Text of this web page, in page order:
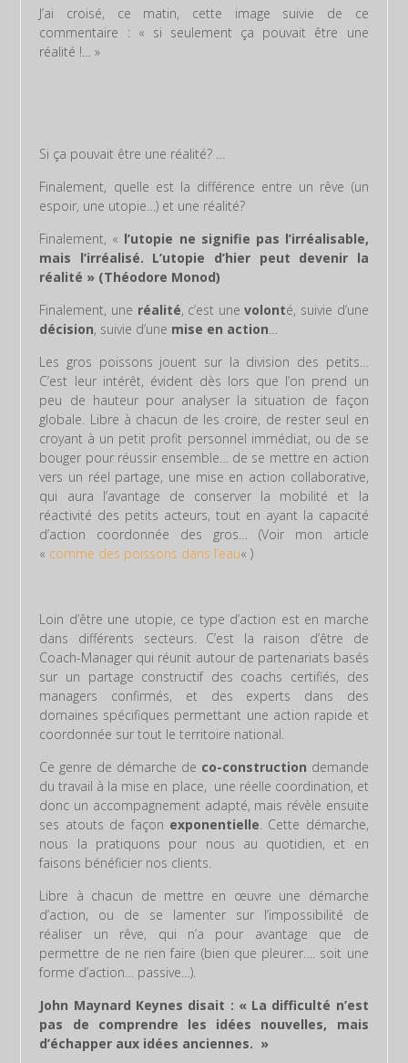
J’ai croisé, ce matin, cette image suivie de ce
commentaire : « si seulement ça pouvait être une
réalité !… »
Si ça pouvait être une réalité? …
Finalement, quelle est la différence entre un rêve (un
espoir, une utopie…) et une réalité?
Finalement, « l’utopie ne signifie pas l’irréalisable,
mais l’irréalisé. L’utopie d’hier peut devenir la
réalité » (Théodore Monod)
Finalement, une réalité, c’est unevolonté, suivie d’une
décision, suivie d’une mise en action…
Les gros poissons jouent sur la division des petits…
C’est leur intérêt, évident dès lors que l’on prend un
peu de hauteur pour analyser la situation de façon
globale. Libre à chacun de les croire, de rester seul en
croyant à un petit profit personnel immédiat, ou de se
bouger pour réussir ensemble… de se mettre en action
vers un réel partage, une mise en action collaborative,
qui aura l’avantage de conserver la mobilité et la
réactivité des petits acteurs, tout en ayant la capacité
d’action coordonnée des gros… (Voir mon article
« comme des poissons dans l’eau« )
Loin d’être une utopie, ce type d’action est en marche
dans différents secteurs. C’est la raison d’être de
Coach-Manager qui réunit autour de partenariats basés
sur un partage constructif des coachs certifiés, des
managers confirmés, et des experts dans des
domaines spécifiques permettant une action rapide et
coordonnée sur tout le territoire national.
Ce genre de démarche de co-construction demande
du travail à la mise en place, une réelle coordination, et
donc un accompagnement adapté, mais révèle ensuite
ses atouts de façon exponentielle. Cette démarche,
nous la pratiquons pour nous au quotidien, et en
faisons bénéficier nos clients.
Libre à chacun de mettre en œuvre une démarche
d’action, ou de se lamenter sur l’impossibilité de
réaliser un rêve, qui n’a pour avantage que de
permettre de ne rien faire (bien que pleurer…. soit une
forme d’action… passive…).
John Maynard Keynes disait : « La difficulté n’est
pas de comprendre les idées nouvelles, mais
d’échapper aux idées anciennes. »